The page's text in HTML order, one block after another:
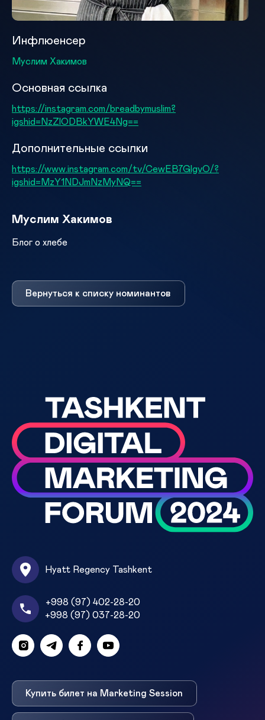
Инфлюенсер
Муслим Хакимов
Основная ссылка
https://instagram.com/breadbymuslim?
igshid=NzZlODBkYWE4Ng==
Дополнительные ссылки
https://www.instagram.com/tv/CewEB7GlgvO/?
igshid=MzY1NDJmNzMyNQ==
Муслим Хакимов
Блог о хлебе
Вернуться к списку номинантов
Hyatt Regency Tashkent
+998 (97) 402-28-20
+998 (97) 037-28-20
Купить билет на Marketing Session